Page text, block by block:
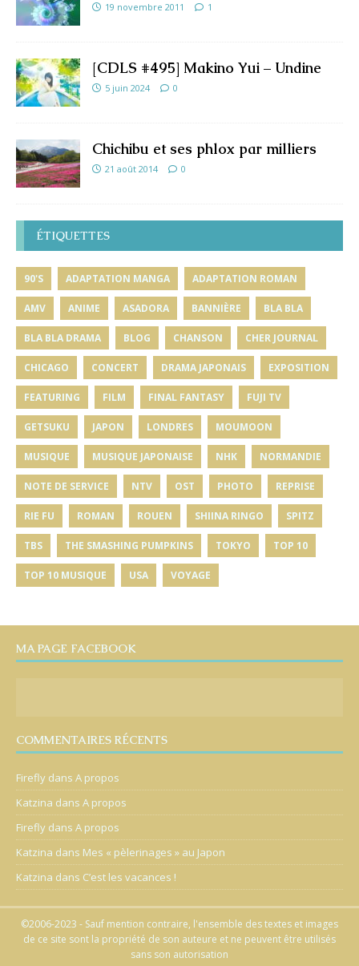
19 novembre 2011 1
[CDLS #495] Makino Yui – Undine
5 juin 2024 0
Chichibu et ses phlox par milliers
21 août 2014 0
ÉTIQUETTES
90'S ADAPTATION MANGA ADAPTATION ROMAN
AMV ANIME ASADORA BANNIÈRE BLA BLA
BLA BLA DRAMA BLOG CHANSON CHER JOURNAL
CHICAGO CONCERT DRAMA JAPONAIS EXPOSITION
FEATURING FILM FINAL FANTASY FUJI TV
GETSUKU JAPON LONDRES MOUMOON
MUSIQUE MUSIQUE JAPONAISE NHK NORMANDIE
NOTE DE SERVICE NTV OST PHOTO REPRISE
RIE FU ROMAN ROUEN SHIINA RINGO SPITZ
TBS THE SMASHING PUMPKINS TOKYO TOP 10
TOP 10 MUSIQUE USA VOYAGE
MA PAGE FACEBOOK
COMMENTAIRES RÉCENTS
Firefly dans A propos
Katzina dans A propos
Firefly dans A propos
Katzina dans Mes « pèlerinages » au Japon
Katzina dans C’est les vacances !
©2006-2023 - Sauf mention contraire, l'ensemble des textes et images
de ce site sont la propriété de son auteure et ne peuvent être utilisés
sans son autorisation